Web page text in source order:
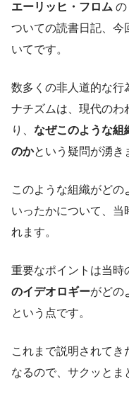
エーリッヒ・フロム の
ついての読書日記、今
いてです。
数多くの非人道的な行
ナチズムは、現代のわ
り、 なぜこのような組
のかという疑問が湧き
このような組織がどの
いったかについて、当
れます。
重要なポイントは当時
のイデオロギーがどの
という点です。
これまで説明されてき
なるので、サクッとま